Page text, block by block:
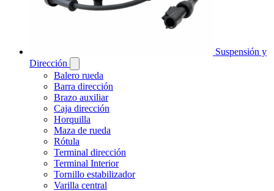
Suspensión y
Dirección
Balero rueda
Barra dirección
Brazo auxiliar
Caja dirección
Horquilla
Maza de rueda
Rótula
Terminal dirección
Terminal Interior
Tornillo estabilizador
Varilla central